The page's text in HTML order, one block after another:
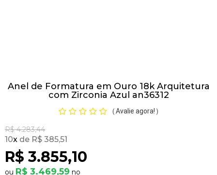
Anel de Formatura em Ouro 18k Arquitetura
com Zirconia Azul an36312
( Avalie agora! )
R$ 4.283,44
R$ 3.855,10
10x R$ 385,51
R$ 3.469,59
Pedras Preciosas
OFERTAS